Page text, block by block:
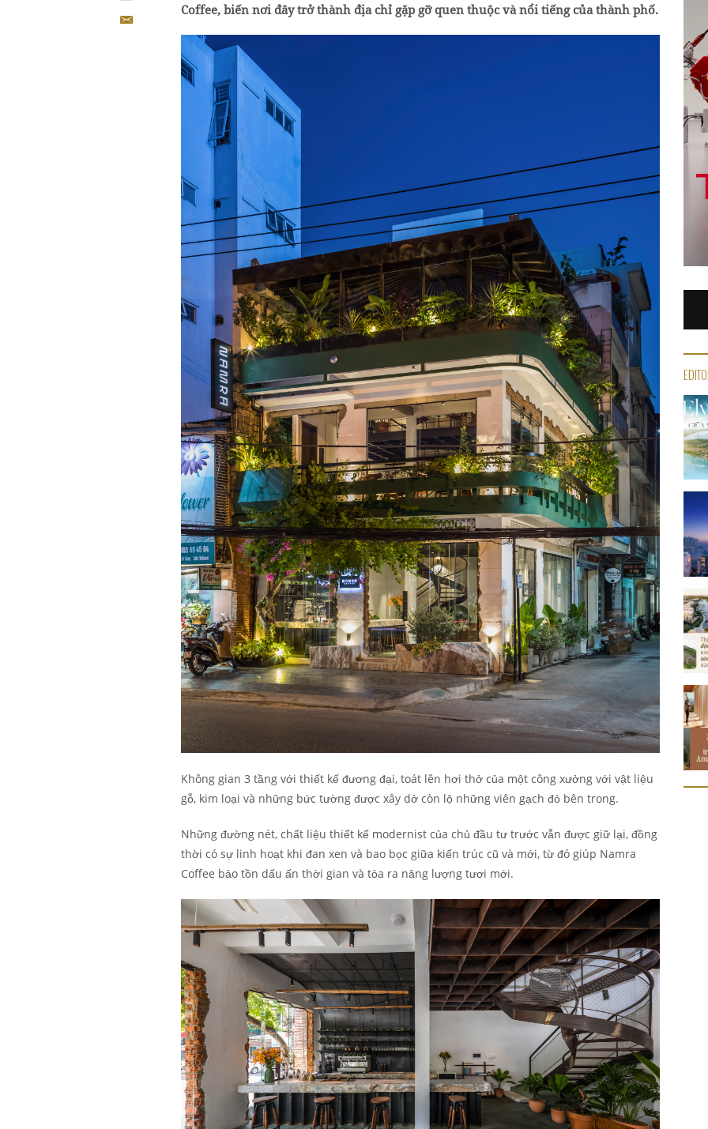
Coffee, biến nơi đây trở thành địa chỉ gặp gỡ quen thuộc và nổi tiếng của thành phố.
Không gian 3 tầng với thiết kế đương đại, toát lên hơi thở của một công xưởng với vật liệu
gỗ, kim loại và những bức tường được xây dở còn lộ những viên gạch đỏ bên trong.
Những đường nét, chất liệu thiết kế modernist của chủ đầu tư trước vẫn được giữ lại, đồng
thời có sự linh hoạt khi đan xen và bao bọc giữa kiến trúc cũ và mới, từ đó giúp Namra
Coffee bảo tồn dấu ấn thời gian và tỏa ra năng lượng tươi mới.